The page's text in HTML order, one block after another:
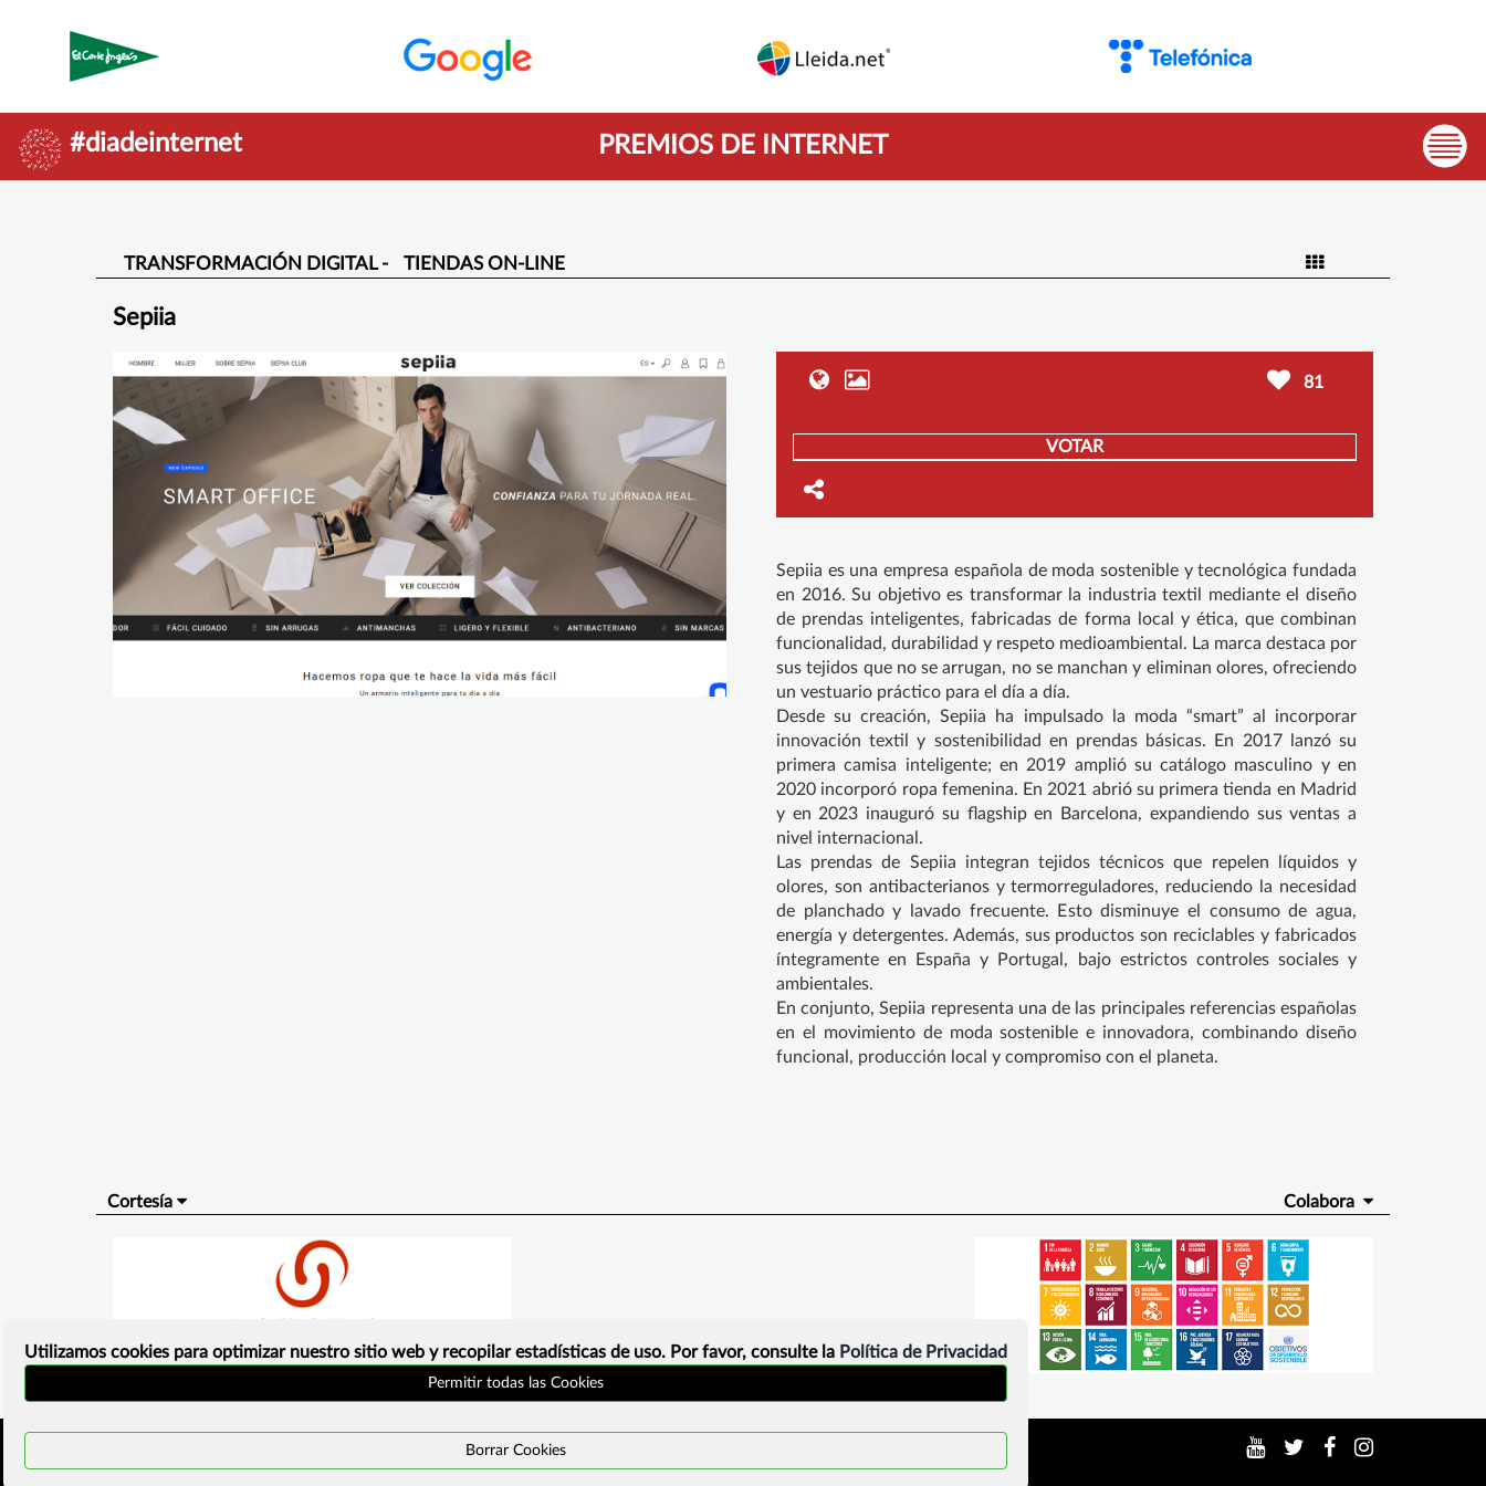
#diadeinternet PREMIOS DE INTERNET
TRANSFORMACIÓN DIGITAL - TIENDAS ON-LINE
Sepiia
81
VOTAR
Sepiia es una empresa española de moda sostenible y tecnológica fundada
en 2016. Su objetivo es transformar la industria textil mediante el diseño
de prendas inteligentes, fabricadas de forma local y ética, que combinan
funcionalidad, durabilidad y respeto medioambiental. La marca destaca por
sus tejidos que no se arrugan, no se manchan y eliminan olores, ofreciendo
un vestuario práctico para el día a día.
Desde su creación, Sepiia ha impulsado la moda “smart” al incorporar
innovación textil y sostenibilidad en prendas básicas. En 2017 lanzó su
primera camisa inteligente; en 2019 amplió su catálogo masculino y en
2020 incorporó ropa femenina. En 2021 abrió su primera tienda en Madrid
y en 2023 inauguró su flagship en Barcelona, expandiendo sus ventas a
nivel internacional.
Las prendas de Sepiia integran tejidos técnicos que repelen líquidos y
olores, son antibacterianos y termorreguladores, reduciendo la necesidad
de planchado y lavado frecuente. Esto disminuye el consumo de agua,
energía y detergentes. Además, sus productos son reciclables y fabricados
íntegramente en España y Portugal, bajo estrictos controles sociales y
ambientales.
En conjunto, Sepiia representa una de las principales referencias españolas
en el movimiento de moda sostenible e innovadora, combinando diseño
funcional, producción local y compromiso con el planeta.
Cortesía Colabora
privacidad
¿Que es?
Utilizamos cookies para optimizar nuestro sitio web y recopilar estadísticas de uso. Por favor, consulte la Política de Privacidad
Permitir todas las Cookies
Borrar Cookies